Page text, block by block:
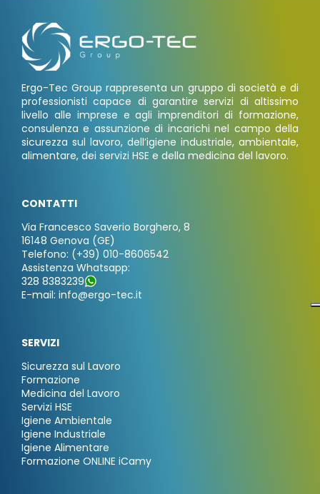
Ergo-Tec Group rappresenta un gruppo di società e di
professionisti capace di garantire servizi di altissimo
livello alle imprese e agli imprenditori di formazione,
consulenza e assunzione di incarichi nel campo della
sicurezza sul lavoro, dell’igiene industriale, ambientale,
alimentare, dei servizi HSE e della medicina del lavoro.
CONTATTI
Via Francesco Saverio Borghero, 8
16148 Genova (GE)
Telefono: (+39) 010-8606542
Assistenza Whatsapp:
328 8383239
E-mail: info@ergo-tec.it
SERVIZI
Sicurezza sul Lavoro
Formazione
Medicina del Lavoro
Servizi HSE
Igiene Ambientale
Igiene Industriale
Igiene Alimentare
Formazione ONLINE iCamy